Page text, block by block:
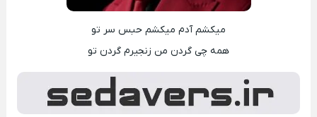
میکشم آدم میکشم حبس سر تو
همه‌ چی‌ گردن من زنجیرم گردن تو